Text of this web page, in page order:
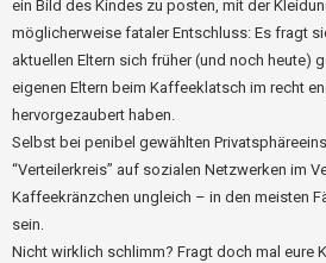
ein Bild des Kindes zu posten, mit der
möglicherweise fataler Entschluss: Es fragt
aktuellen Eltern sich früher (und noch heute)
eigenen Eltern beim Kaffeeklatsch im recht
hervorgezaubert haben.
Selbst bei penibel gewählten
“Verteilerkreis” auf sozialen Netzwerken im
Kaffeekränzchen ungleich – in den meisten
sein.
Nicht wirklich schlimm? Fragt doch mal eure